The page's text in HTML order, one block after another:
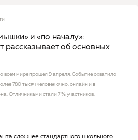
и «по началу»:
рассказывает об основных
всем мире прошел 9 апреля. Событие охватило
780 тысяч человек очно, онлайн и в
Отличниками стали 7 % участников.
сложнее стандартного школьного